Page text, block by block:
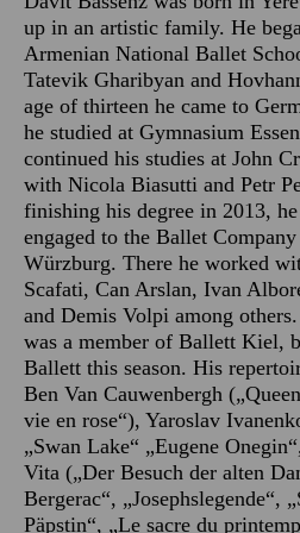
up in an artistic family. He
Armenian National Ballet
Tatevik Gharibyan and
age of thirteen he came to
he studied at Gymnasium
continued his studies at John
with Nicola Biasutti and Petr
finishing his degree in 2013,
engaged to the Ballet
Würzburg. There he worked
Scafati, Can Arslan, Ivan
and Demis Volpi among
was a member of Ballett Kiel,
Ballett this season. His
Ben Van Cauwenbergh
vie en rose“), Yaroslav
„Swan Lake“ „Eugene
Vita („Der Besuch der alten
Bergerac“, „Josephslegende“,
Päpstin“, „Le sacre du